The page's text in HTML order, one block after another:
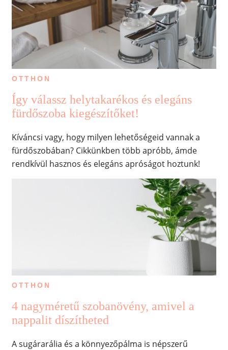
OTTHON
Így válassz helytakarékos és elegáns
fürdőszoba kiegészítőket!
Kíváncsi vagy, hogy milyen lehetőségeid vannak a
fürdőszobában? Cikkünkben több apróbb, ámde
rendkívül hasznos és elegáns apróságot hoztunk!
OTTHON
4 nagyméretű szobanövény, amivel a
nappalit díszítheted
A sugárarália és a könnyezőpálma is népszerű